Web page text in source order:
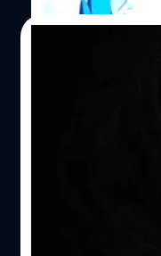
Diablo IV จัด
Blizzard ประกาศจั
สหรัฐอเมริกาที่มีอา
ศูนย์บริจาค และยืน
รางวัลในเกม พร้อ
'เลือดคนจริง' ได้ตั้